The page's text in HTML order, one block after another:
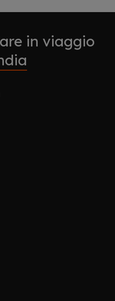
in viaggio